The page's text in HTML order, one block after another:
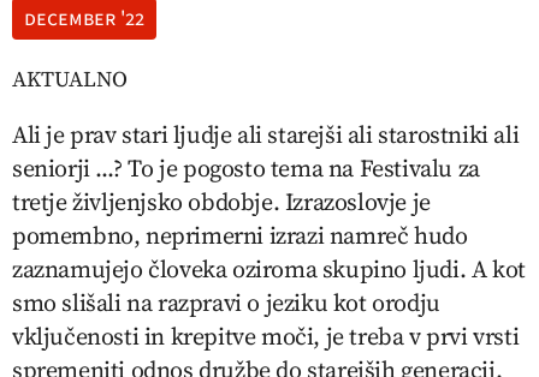
december '22
AKTUALNO
Ali je prav stari ljudje ali starejši ali starostniki ali
seniorji ...? To je pogosto tema na Festivalu za
tretje življenjsko obdobje. Izrazoslovje je
pomembno, neprimerni izrazi namreč hudo
zaznamujejo človeka oziroma skupino ljudi. A kot
smo slišali na razpravi o jeziku kot orodju
vključenosti in krepitve moči, je treba v prvi vrsti
spremeniti odnos družbe do starejših generacij.